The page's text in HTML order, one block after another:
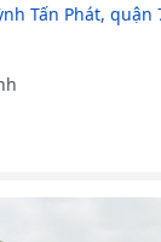
Tấn Phát, quận